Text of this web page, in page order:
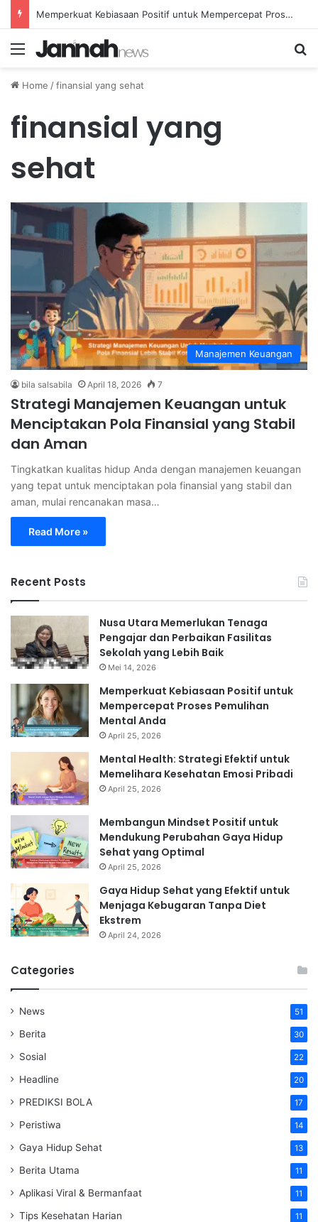
Memperkuat Kebiasaan Positif untuk Mempercepat Proses Pemulihan Mental Anda
Menu
Home /finansial yang sehat
finansial yang
sehat
Manajemen Keuangan
bila salsabila April 18, 2026 7
Strategi Manajemen Keuangan untuk
Menciptakan Pola Finansial yang Stabil
dan Aman
Tingkatkan kualitas hidup Anda dengan manajemen keuangan
yang tepat untuk menciptakan pola finansial yang stabil dan
aman, mulai rencanakan masa…
Read More »
Recent Posts
Nusa Utara Memerlukan Tenaga
Pengajar dan Perbaikan Fasilitas
Sekolah yang Lebih Baik
Mei 14, 2026
Memperkuat Kebiasaan Positif untuk
Mempercepat Proses Pemulihan
Mental Anda
April 25, 2026
Mental Health: Strategi Efektif untuk
Memelihara Kesehatan Emosi Pribadi
April 25, 2026
Membangun Mindset Positif untuk
Mendukung Perubahan Gaya Hidup
Sehat yang Optimal
April 25, 2026
Gaya Hidup Sehat yang Efektif untuk
Menjaga Kebugaran Tanpa Diet
Ekstrem
April 24, 2026
Categories
News 51
Berita 30
Sosial 22
Headline 20
PREDIKSI BOLA 17
Peristiwa 14
Gaya Hidup Sehat 13
Berita Utama 11
Aplikasi Viral & Bermanfaat 11
Tips Kesehatan Harian 11